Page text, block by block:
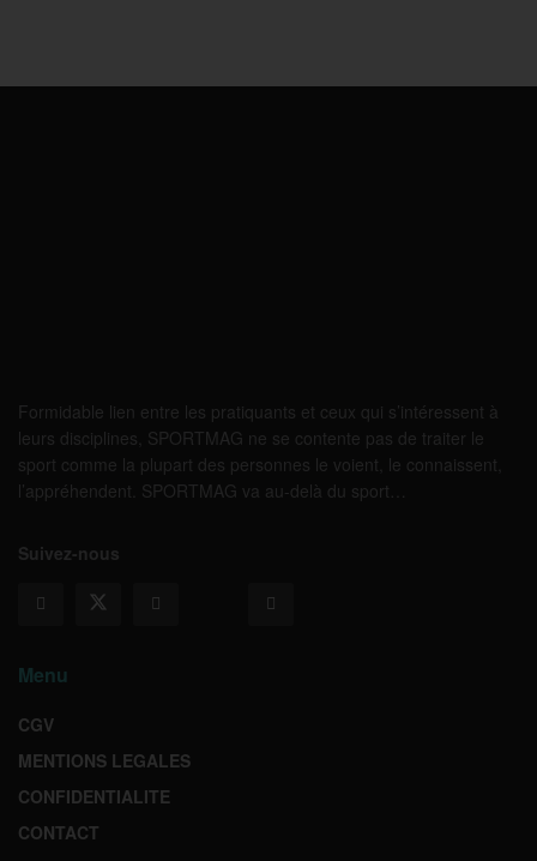
Formidable lien entre les pratiquants et ceux qui s’intéressent à
leurs disciplines, SPORTMAG ne se contente pas de traiter le
sport comme la plupart des personnes le voient, le connaissent,
l’appréhendent. SPORTMAG va au-delà du sport…
Suivez-nous
Menu
CGV
MENTIONS LEGALES
CONFIDENTIALITE
CONTACT